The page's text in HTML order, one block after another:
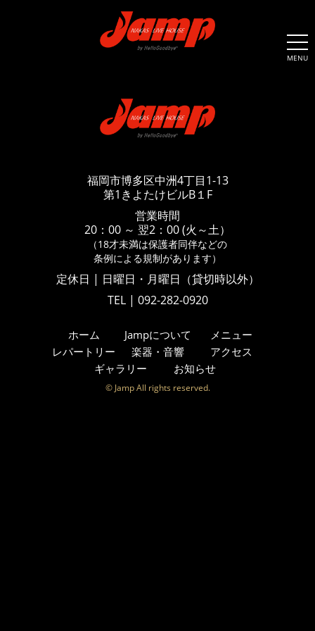
MENU
福岡市博多区中洲4丁目1-13
第1きよたけビルB１F
営業時間
20：00 ～ 翌2：00 (火～土）
（18才未満は保護者同伴などの
条例による規制があります）
定休日 | 日曜日・月曜日（貸切時以外）
TEL | 092-282-0920
ホーム Jampについて
メニュー
レパートリー
楽器・音響
アクセス
ギャラリー
お知らせ
© Jamp All rights reserved.